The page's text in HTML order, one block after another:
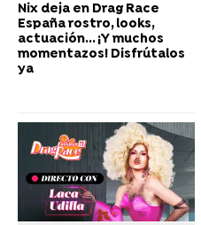
Nix deja en Drag Race
España rostro, looks,
actuación... ¡Y muchos
momentazos! Disfrútalos
ya